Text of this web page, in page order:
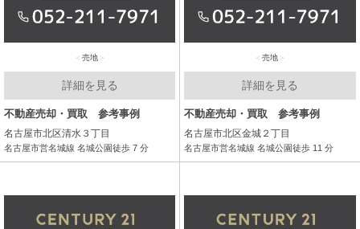
売地
詳細を見る
不動産売却・買取 参考事例
名古屋市北区清水３丁目
名古屋市営名城線 名城公園徒歩 7 分
売地
詳細を見る
不動産売却・買取 参考事例
名古屋市北区金城２丁目
名古屋市営名城線 名城公園徒歩 11 分